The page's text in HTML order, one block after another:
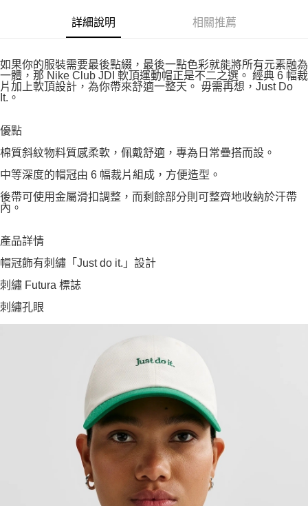
詳細說明 相關推薦
如果你的服裝需要最後點綴，最後一點色彩就能將所有元素融為
一體，那 Nike Club JDI 軟頂運動帽正是不二之選。 經典 6 幅裁
片加上軟頂設計，為你帶來舒適一整天。 毋需再想，Just Do
It.。
優點
棉質斜紋物料質感柔軟，佩戴舒適，專為日常疊搭而設。
中等深度的帽冠由 6 幅裁片組成，方便造型。
後帶可使用金屬滑扣調整，而剩餘部分則可整齊地收納於汗帶
內。
產品詳情
帽冠飾有刺繡「Just do it.」設計
刺繡 Futura 標誌
刺繡孔眼